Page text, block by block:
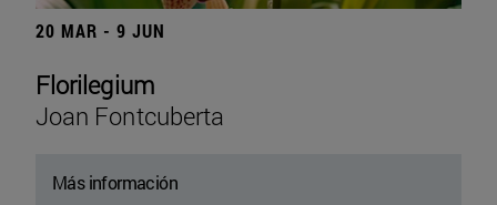
20 MAR - 9 JUN
Florilegium
Joan Fontcuberta
Más información